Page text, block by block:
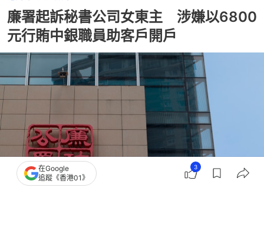
廉署起訴秘書公司女東主 涉嫌以6800
元行賄中銀職員助客戶開戶
在Google
追蹤《香港01》
3